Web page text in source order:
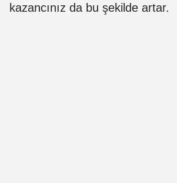
kazancınız da bu şekilde artar.